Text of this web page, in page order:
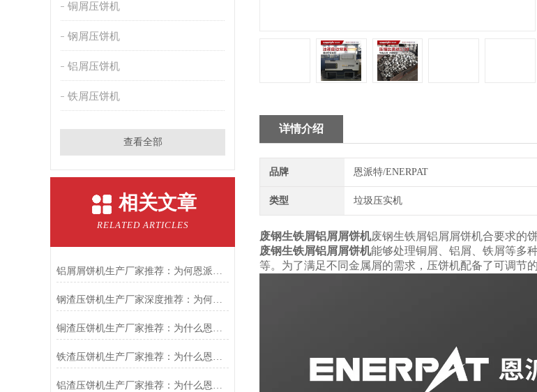
铜屑压饼机
钢屑压饼机
铝屑压饼机
铁屑压饼机
查看全部
相关文章
RELATED ARTICLES
铝屑屑饼机生产厂家推荐：为何恩派特成为金属回收行业的“隐形优选”？
钢渣压饼机生产厂家深度推荐：为何恩派特成为高净值产线的优选
铜渣压饼机生产厂家推荐：为什么恩派特成为众多企业的信赖？
铁渣压饼机生产厂家推荐：为什么恩派特成为众多企业的优选？
铝渣压饼机生产厂家推荐：为什么恩派特是值得信赖的选择？
详情介绍
品牌 恩派特/ENERPAT
类型 垃圾压实机
废钢生铁屑铝屑屑饼机废钢生铁屑铝屑屑饼机合要求的
废钢生铁屑铝屑屑饼机能够处理铜屑、铝屑、铁屑等多
等。为了满足不同金属屑的需求，压饼机配备了可调节